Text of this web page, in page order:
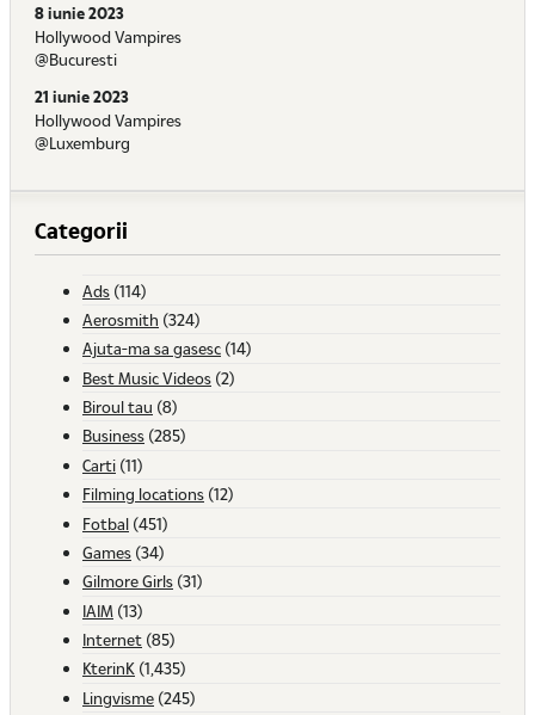
8 iunie 2023
Hollywood Vampires
@Bucuresti
21 iunie 2023
Hollywood Vampires
@Luxemburg
Categorii
Ads (114)
Aerosmith (324)
Ajuta-ma sa gasesc (14)
Best Music Videos (2)
Biroul tau (8)
Business (285)
Carti (11)
Filming locations (12)
Fotbal (451)
Games (34)
Gilmore Girls (31)
IAIM (13)
Internet (85)
KterinK (1,435)
Lingvisme (245)